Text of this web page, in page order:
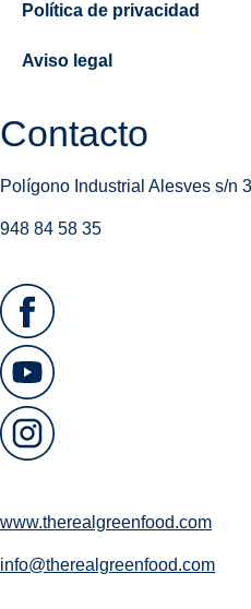
Política de privacidad
Aviso legal
Contacto
Polígono Industrial Alesves s/n
948 84 58 35
www.therealgreenfood.com
info@therealgreenfood.com